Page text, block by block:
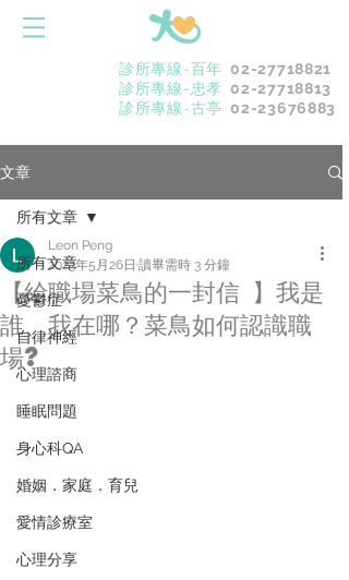
診所專線-百年 02-27718821
診所專線-忠孝
02-27718813
診所專線-古亭
02-23676883
文章
所有文章
憂鬱症
自律神經
心理諮商
睡眠問題
身心科QA
婚姻．家庭．育兒
愛情診療室
心理分享
所有文章
【給職場菜鳥的一封信 】我是
誰、我在哪？菜鳥如何認識職
場?
Leon Peng
2023年5月26日 讀畢需時 3 分鐘